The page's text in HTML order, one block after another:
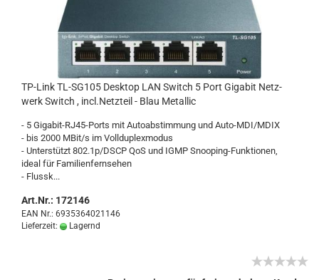
TP-​Link TL-​SG105 Desk­top LAN Switch 5 Port Gi­ga­bit Netz­
werk Switch , incl.Netz­teil - Blau Me­tal­lic
- 5 Gigabit-​RJ45-Ports mit Au­to­ab­stim­mung und Auto-​MDI/MDIX
- bis 2000 MBit/s im Voll­du­plex­mo­dus
- Un­ter­stützt 802.1p/DSCP QoS und IGMP Snooping-​Funktionen,
ideal für Fa­mi­li­en­fern­se­hen
- Flussk...
Art.Nr.: 172146
EAN Nr.: 6935364021146
Lieferzeit:
Lagernd